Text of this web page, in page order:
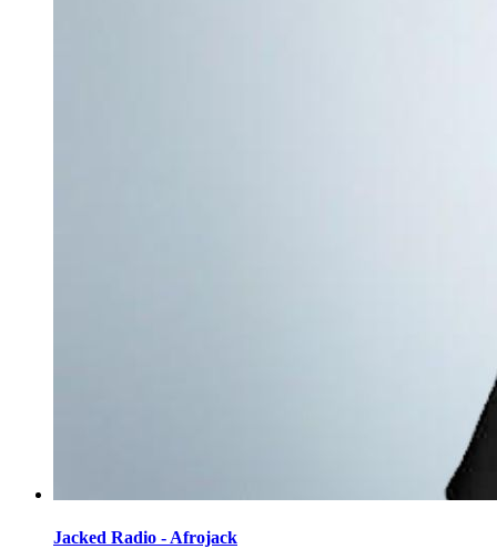
Jacked Radio - Afrojack